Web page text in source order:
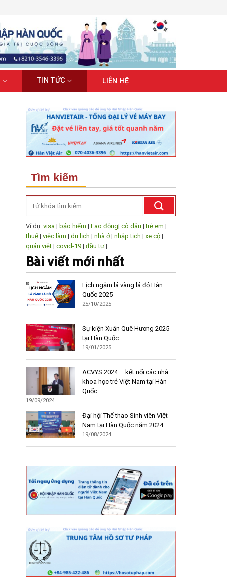
TIN TỨC LIÊN HỆ
Tìm kiếm
Ví dụ: visa | bảo hiểm | Lao động| cô dâu |trẻ em |
thuế| việc làm | du lịch | nhà ở| nhập tịch | xe cộ |
quán việt | covid-19 | đầu tư |
Bài viết mới nhất
Lịch ngắm lá vàng lá đỏ Hàn
Quốc 2025
25/10/2025
Sự kiện Xuân Quê Hương 2025
tại Hàn Quốc
19/01/2025
ACVYS 2024 – kết nối các nhà
khoa học trẻ Việt Nam tại Hàn
Quốc
19/09/2024
Đại hội Thể thao Sinh viên Việt
Nam tại Hàn Quốc năm 2024
19/08/2024